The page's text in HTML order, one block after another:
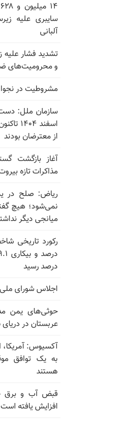
سایبری علیه
آلبانی
تشدید فشار علیه
و محرومیت‌های
مشروطیت در نجوا
از معترضان بودند
آغاز بازگشت
مذاکرات تازه
ریاض: صلح در
نمی‌شود؛ هیچ
میانجی دیگر
درصد رسید
اجلاس شورای
حوثی‌های یمن
عربستان در
آکسیوس:
به یک توافق
هستند
افزایش یافته است